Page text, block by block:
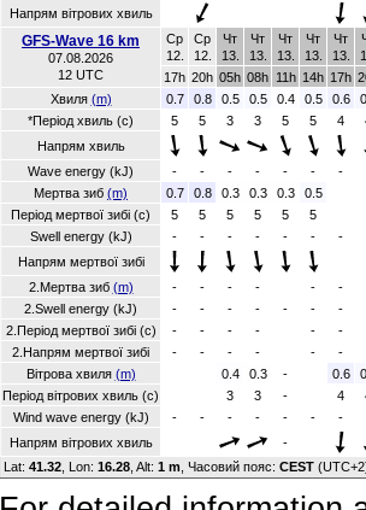
Напрям вітрових хвиль
GFS-Wave 16 km
07.08.2026
12 UTC
Ср
12.
Ср
12.
Чт
13.
Чт
13.
Чт
13.
Чт
13.
Чт
13.
17h 20h 05h 08h 11h 14h 17h
Хвиля (m) 0.7 0.8 0.5 0.5 0.4 0.5 0.6
*Період хвиль (с)
5 5 3 3 5 5 4
Напрям хвиль
Wave energy (kJ)
- - - - - -
-
Мертва зиб (m) 0.7 0.8 0.3 0.3 0.3
0.5
Період мертвої зибі (с)
5 5 5 5 5
5
Swell energy (kJ)
- - - - - -
-
Напрям мертвої зибі
2.Мертва зиб (m) - - - - -
-
2.Swell energy (kJ)
- - - - - -
-
2.Період мертвої зибі (с)
- - - - -
-
2.Напрям мертвої зибі
- - - - -
-
Вітрова хвиля (m) 0.4 0.3 - 0.6
Період вітрових хвиль (с)
3 3 - 4
Wind wave energy (kJ)
- - - - - -
-
Напрям вітрових хвиль
-
Lat: 41.32 , Lon: 16.28 Alt: 1 m , Часовий пояс: CEST